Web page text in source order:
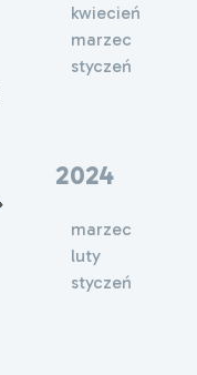
kwiecień
marzec
styczeń
2024
marzec
luty
styczeń